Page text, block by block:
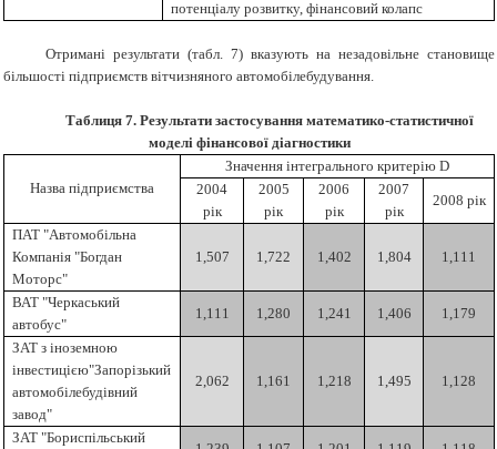
потенціалу розвитку, фінансовий колапс
Отримані результати (табл. 7) вказують на незадовільне становище
більшості підприємств вітчизняного автомобілебудування.
Таблиця 7. Результати застосування математико-статистичної
моделі фінансової діагностики
Назва підприємства
Значення інтегрального критерію D
2004
рік
2005
рік
2006
рік
2007
рік
2008 рік
ПАТ "Автомобільна
Компанія "Богдан
Моторс"
1,507 1,722 1,402 1,804 1,111
ВАТ "Черкаський
автобус"
1,111 1,280 1,241 1,406 1,179
ЗАТ з іноземною
інвестицією"Запорізький
автомобілебудівний
завод"
2,062 1,161 1,218 1,495 1,128
ЗАТ "Бориспільський